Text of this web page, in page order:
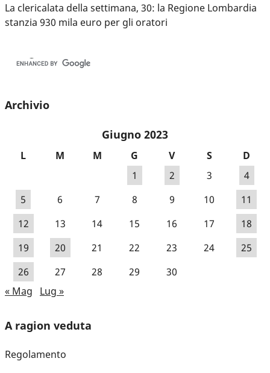
La clericalata della settimana, 30: la Regione Lombardia
stanzia 930 mila euro per gli oratori
Archivio
Giugno 2023
L M M G V S
D
1
2 3
4
5
6 7 8 9 10
11
12
13 14 15 16 17
18
19
20 21 22 23 24
25
26
27 28 29
30
« Mag
Lug »
A ragion veduta
Regolamento